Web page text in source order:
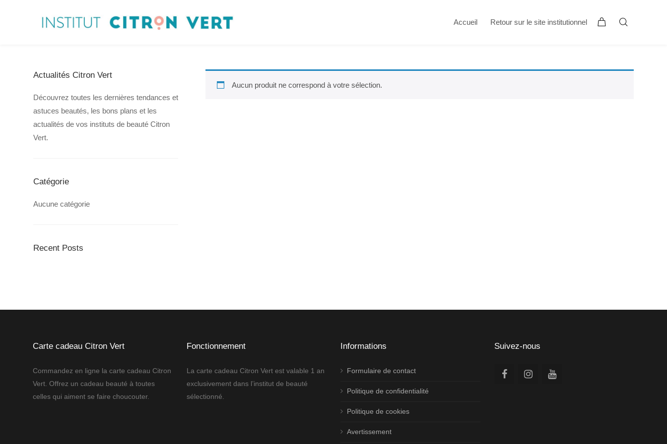
Accueil Retour sur le site institutionnel
Aucun produit ne correspond à votre sélection.
Actualités Citron Vert
Découvrez toutes les dernières tendances et
astuces beautés, les bons plans et les
actualités de vos instituts de beauté Citron
Vert.
Catégorie
Aucune catégorie
Recent Posts
Carte cadeau Citron Vert
Commandez en ligne la carte cadeau Citron
Vert. Offrez un cadeau beauté à toutes
celles qui aiment se faire choucouter.
Fonctionnement
La carte cadeau Citron Vert est valable 1 an
exclusivement dans l’institut de beauté
sélectionné.
Informations
Formulaire de contact
Politique de confidentialité
Politique de cookies
Avertissement
Suivez-nous